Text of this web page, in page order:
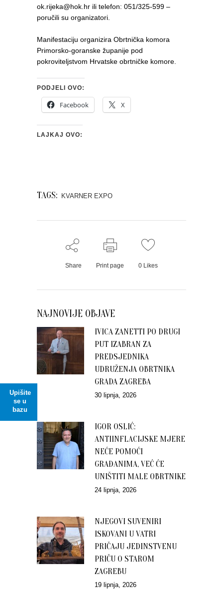
Upišite
se u
bazu
ok.rijeka@hok.hr ili telefon: 051/325-599 –
poručili su organizatori.
Manifestaciju organizira Obrtnička komora
Primorsko-goranske županije pod
pokroviteljstvom Hrvatske obrtničke komore.
PODJELI OVO:
Facebook X
LAJKAJ OVO:
TAGS: KVARNER EXPO
Share Print page 0 Likes
NAJNOVIJE OBJAVE
IVICA ZANETTI PO DRUGI
PUT IZABRAN ZA
PREDSJEDNIKA
UDRUŽENJA OBRTNIKA
GRADA ZAGREBA
30 lipnja, 2026
IGOR OSLIĆ:
ANTIINFLACIJSKE MJERE
NEĆE POMOĆI
GRAĐANIMA, VEĆ ĆE
UNIŠTITI MALE OBRTNIKE
24 lipnja, 2026
NJEGOVI SUVENIRI
ISKOVANI U VATRI
PRIČAJU JEDINSTVENU
PRIČU O STAROM
ZAGREBU
19 lipnja, 2026